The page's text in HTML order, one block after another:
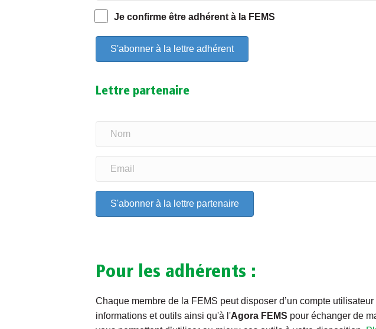
Je confirme être adhérent à la FEMS
S'abonner à la lettre adhérent
Lettre partenaire
S'abonner à la lettre partenaire
Pour les adhérents :
Chaque membre de la FEMS peut disposer d’un compte
informations et outils ainsi qu'à l'Agora FEMS pour échanger de